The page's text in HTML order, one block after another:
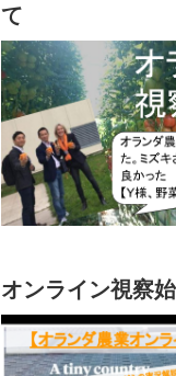
て
オンライン視察